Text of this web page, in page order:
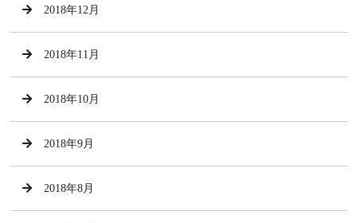
2018年12月
2018年11月
2018年10月
2018年9月
2018年8月